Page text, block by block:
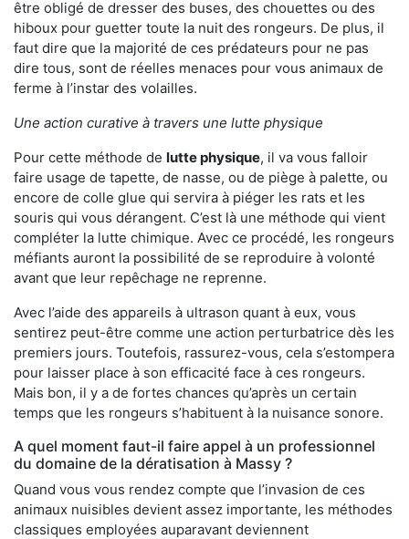
être obligé de dresser des buses, des chouettes ou des
hiboux pour guetter toute la nuit des rongeurs. De plus, il
faut dire que la majorité de ces prédateurs pour ne pas
dire tous, sont de réelles menaces pour vous animaux de
ferme à l’instar des volailles.
Une action curative à travers une lutte physique
Pour cette méthode de lutte physique, il va vous falloir
faire usage de tapette, de nasse, ou de piège à palette, ou
encore de colle glue qui servira à piéger les rats et les
souris qui vous dérangent. C’est là une méthode qui vient
compléter la lutte chimique. Avec ce procédé, les rongeurs
méfiants auront la possibilité de se reproduire à volonté
avant que leur repêchage ne reprenne.
Avec l’aide des appareils à ultrason quant à eux, vous
sentirez peut-être comme une action perturbatrice dès les
premiers jours. Toutefois, rassurez-vous, cela s’estompera
pour laisser place à son efficacité face à ces rongeurs.
Mais bon, il y a de fortes chances qu’après un certain
temps que les rongeurs s’habituent à la nuisance sonore.
A quel moment faut-il faire appel à un professionnel
du domaine de la dératisation à Massy ?
Quand vous vous rendez compte que l’invasion de ces
animaux nuisibles devient assez importante, les méthodes
classiques employées auparavant deviennent